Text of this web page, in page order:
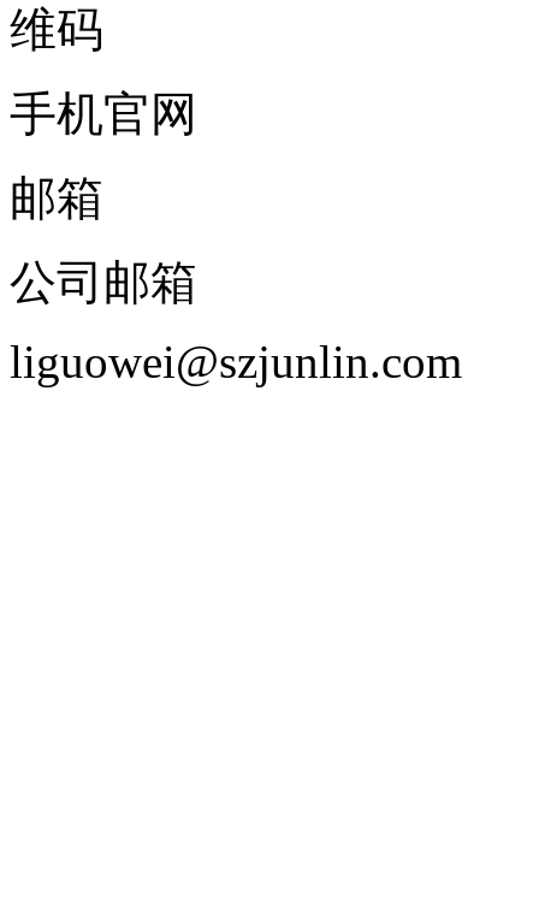
手机官网
邮箱
公司邮箱
liguowei@szjunlin.com